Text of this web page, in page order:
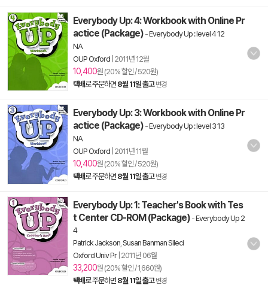
Everybody Up: 4: Workbook with Online Pr
actice (Package) -Everybody Up : level 4 12
NA
OUP Oxford 2011년 12월
10,400원 (20% 할인 / 520원)
택배로 주문하면 8월 11일 출고 변경
Everybody Up: 3: Workbook with Online Pr
actice (Package) -Everybody Up : level 3 13
NA
OUP Oxford 2011년 11월
10,400원 (20% 할인 / 520원)
택배로 주문하면 8월 11일 출고 변경
Everybody Up: 1: Teacher's Book with Tes
t Center CD-ROM (Package) -Everybody Up 2
4
Patrick Jackson Susan Banman Sileci
Oxford Univ Pr| 2011년 06월
33,200원 (20% 할인 / 1,660원)
택배로 주문하면 8월 11일 출고 변경